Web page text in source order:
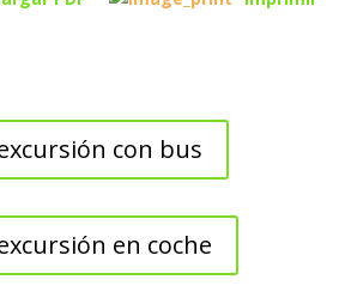
con bus
en coche